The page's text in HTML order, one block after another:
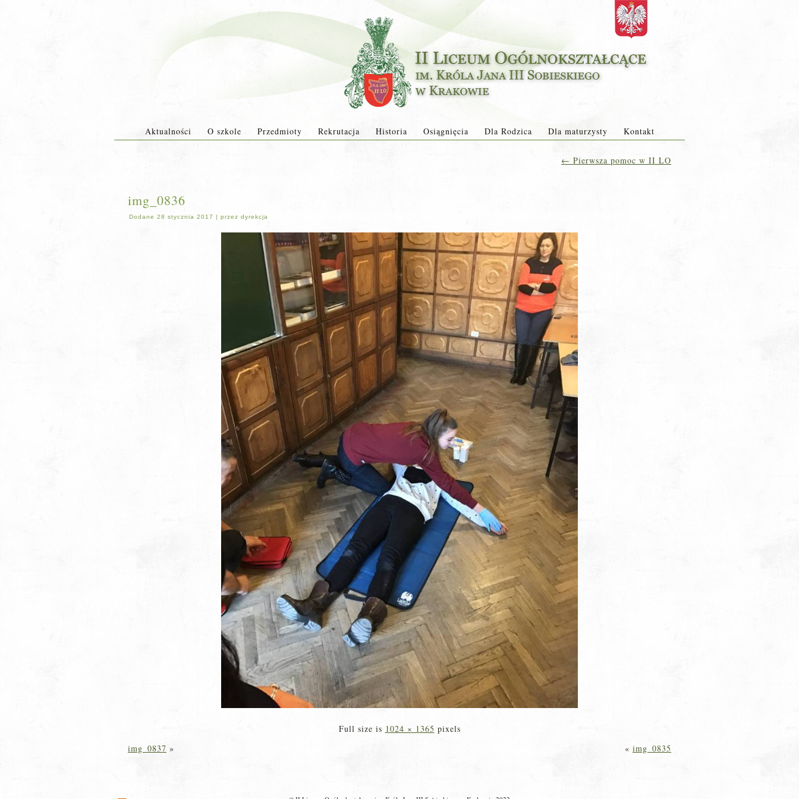
Aktualności O szkole Przedmioty Rekrutacja Historia Osiągnięcia Dla Rodzica Dla maturzysty Kontakt
← Pierwsza pomoc w II LO
img_0836
Dodane 28 stycznia 2017 | przez dyrekcja
Full size is 1024 × 1365 pixels
img_0837 » « img_0835